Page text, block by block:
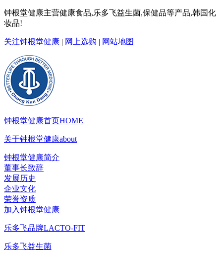
钟根堂健康主营健康食品,乐多飞益生菌,保健品等产品,韩国化
妆品!
关注钟根堂健康 | 网上选购 | 网站地图
钟根堂健康首页HOME
关于钟根堂健康about
钟根堂健康简介
董事长致辞
发展历史
企业文化
荣誉资质
加入钟根堂健康
乐多飞品牌LACTO-FIT
乐多飞益生菌